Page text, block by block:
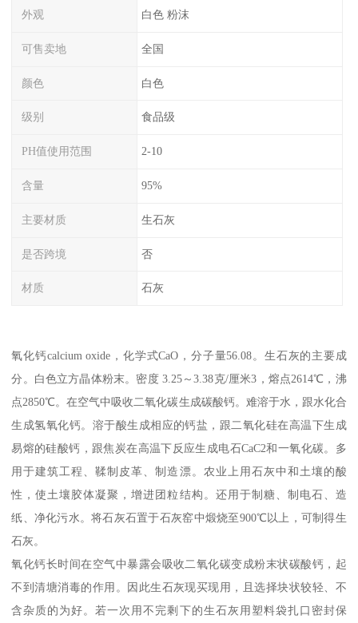
外观 白色 粉沫
可售卖地 全国
颜色 白色
级别 食品级
PH值使用范围 2-10
含量 95%
主要材质 生石灰
是否跨境 否
材质 石灰
氧化钙calcium oxide，化学式CaO，分子量56.08。生石灰的主要成
分。白色立方晶体粉末。密度 3.25～3.38克/厘米3，熔点2614℃，沸
点2850℃。在空气中吸收二氧化碳生成碳酸钙。难溶于水，跟水化合
生成氢氧化钙。溶于酸生成相应的钙盐，跟二氧化硅在高温下生成
易熔的硅酸钙，跟焦炭在高温下反应生成电石CaC2和一氧化碳。多
用于建筑工程、鞣制皮革、制造漂。农业上用石灰中和土壤的酸
性，使土壤胶体凝聚，增进团粒结构。还用于制糖、制电石、造
纸、净化污水。将石灰石置于石灰窑中煅烧至900℃以上，可制得生
石灰。
氧化钙长时间在空气中暴露会吸收二氧化碳变成粉末状碳酸钙，起
不到清塘消毒的作用。因此生石灰现买现用，且选择块状较轻、不
含杂质的为好。若一次用不完剩下的生石灰用塑料袋扎口密封保